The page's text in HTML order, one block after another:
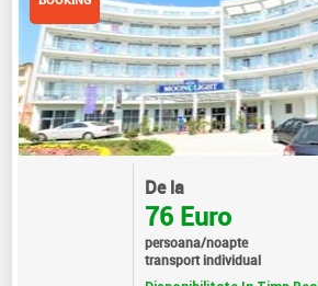
De la
76 Euro
persoana/noapte
transport individual